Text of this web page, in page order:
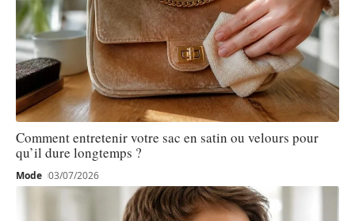
Comment entretenir votre sac en satin ou velours pour
qu’il dure longtemps ?
Mode 03/07/2026